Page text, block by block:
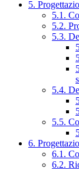
5.
5.1.
5.2.
5.3.
5.4.
5.5.
6.
6.1.
6.2.